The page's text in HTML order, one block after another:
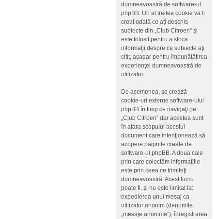
dumneavoastră de software-ul
phpBB. Un al treilea cookie va fi
creat odată ce aţi deschis
subiecte din „Club Citroen” şi
este folosit pentru a stoca
informaţii despre ce subiecte aţi
citit, aşadar pentru îmbunătăţirea
experienţei dumneavoastră de
utilizator.
De asemenea, se crează
cookie-uri externe software-ului
phpBB în timp ce navigaţi pe
„Club Citroen” dar acestea sunt
în afara scopului acestui
document care intenţionează să
acopere paginile create de
software-ul phpBB. A doua cale
prin care colectăm informaţiile
este prin ceea ce trimiteţi
dumneavoastră. Acest lucru
poate fi, şi nu este limitat la:
expedierea unui mesaj ca
utilizator anonim (denumite
„mesaje anonime”), înregistrarea